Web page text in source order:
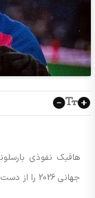
هافبک نفوذی
جهانی 2026 را از دست داد.